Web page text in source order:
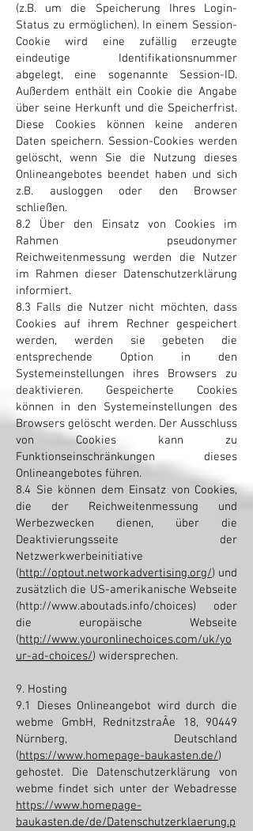
(z.B. um die Speicherung Ihres Login-
Status zu ermöglichen). In einem Session-
Cookie wird eine zufällig erzeugte
eindeutige Identifikationsnummer
abgelegt, eine sogenannte Session-ID.
Außerdem enthält ein Cookie die Angabe
über seine Herkunft und die Speicherfrist.
Diese Cookies können keine anderen
Daten speichern. Session-Cookies werden
gelöscht, wenn Sie die Nutzung dieses
Onlineangebotes beendet haben und sich
z.B. ausloggen oder den Browser
schließen.
8.2 Über den Einsatz von Cookies im
Rahmen pseudonymer
Reichweitenmessung werden die Nutzer
im Rahmen dieser Datenschutzerklärung
informiert.
8.3 Falls die Nutzer nicht möchten, dass
Cookies auf ihrem Rechner gespeichert
werden, werden sie gebeten die
entsprechende Option in den
Systemeinstellungen ihres Browsers zu
deaktivieren. Gespeicherte Cookies
können in den Systemeinstellungen des
Browsers gelöscht werden. Der Ausschluss
von Cookies kann zu
Funktionseinschränkungen dieses
Onlineangebotes führen.
8.4 Sie können dem Einsatz von Cookies,
die der Reichweitenmessung und
Werbezwecken dienen, über die
Deaktivierungsseite der
Netzwerkwerbeinitiative
(http://optout.networkadvertising.org/) und
zusätzlich die US-amerikanische Webseite
(http://www.aboutads.info/choices) oder
die europäische Webseite
(http://www.youronlinechoices.com/uk/yo
ur-ad-choices/) widersprechen.
9. Hosting
9.1 Dieses Onlineangebot wird durch die
webme GmbH, RednitzstraÃe 18, 90449
Nürnberg, Deutschland
(https://www.homepage-baukasten.de/)
gehostet. Die Datenschutzerklärung von
webme findet sich unter der Webadresse
https://www.homepage-
baukasten.de/de/Datenschutzerklaerung.p